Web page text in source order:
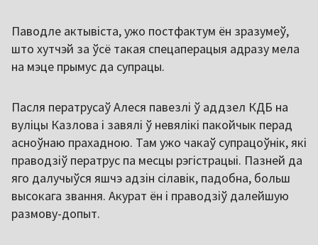
Паводле актывіста, ужо постфактум ён зразумеў,
што хутчэй за ўсё такая спецаперацыя адразу мела
на мэце прымус да супрацы.
Пасля ператрусаў Алеся павезлі ў аддзел КДБ на
вуліцы Казлова і завялі ў невялікі пакойчык перад
асноўнаю прахадною. Там ужо чакаў супрацоўнік, які
праводзіў ператрус па месцы рэгістрацыі. Пазней да
яго далучыўся яшчэ адзін сілавік, падобна, больш
высокага звання. Акурат ён і праводзіў далейшую
размову-допыт.